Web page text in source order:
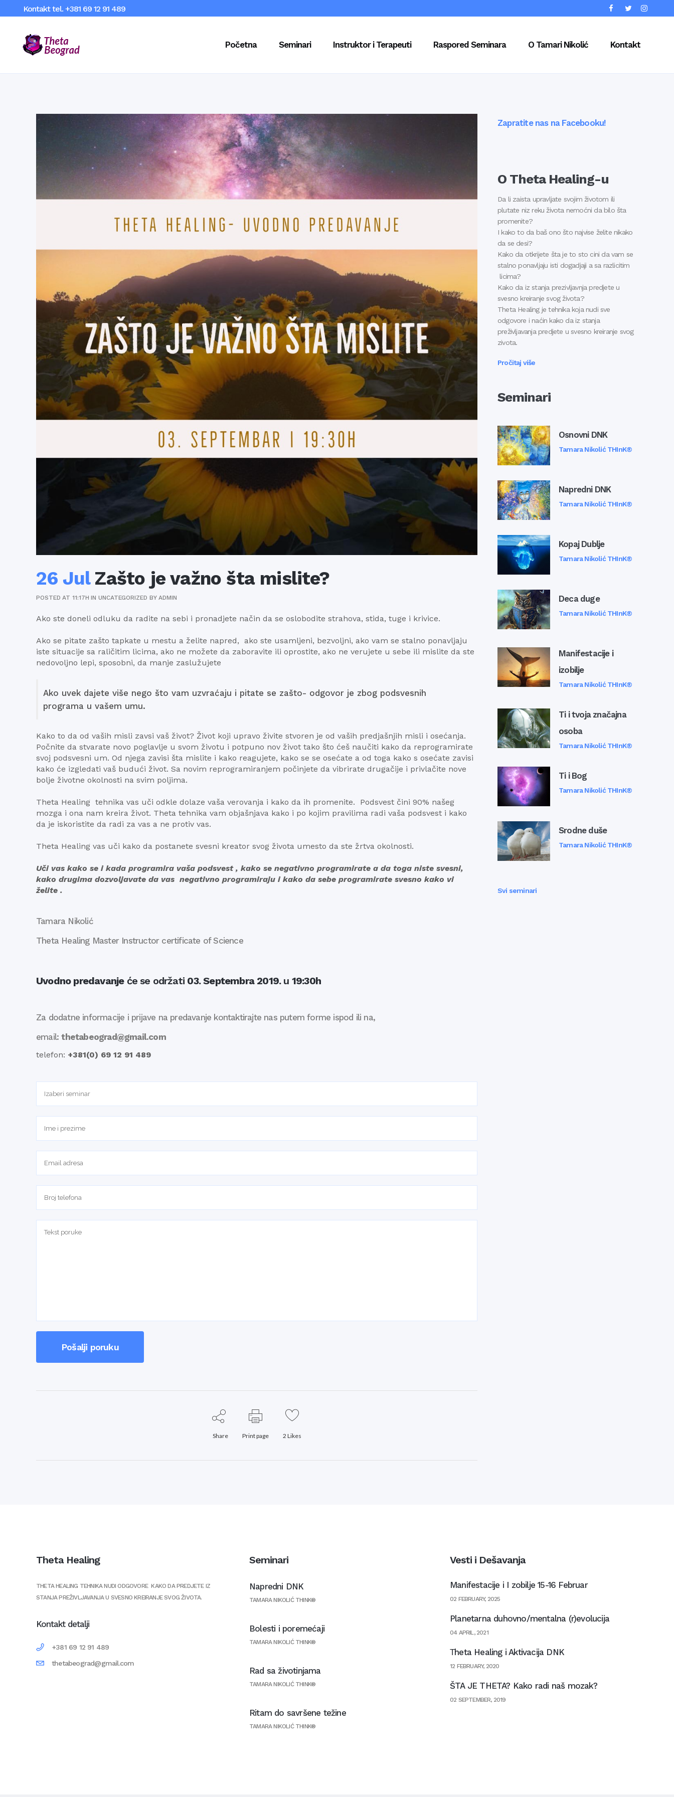
Kontakt tel. +381 69 12 91 489
Početna Seminari Instruktor i Terapeuti Raspored Seminara O Tamari Nikolić Kontakt
26 JulZašto je važno šta mislite?
POSTED AT 11:17H INUNCATEGORIZED BYADMIN
Ako ste doneli odluku da radite na sebi i pronadjete način da se oslobodite strahova, stida, tuge i krivice.
Ako se pitate zašto tapkate u mestu a želite napred, ako ste usamljeni, bezvoljni, ako vam se stalno ponavljaju
iste situacije sa raličitim licima, ako ne možete da zaboravite ili oprostite, ako ne verujete u sebe ili mislite da ste
nedovoljno lepi, sposobni, da manje zaslužujete
Ako uvek dajete više nego što vam uzvraćaju i pitate se zašto- odgovor je zbog podsvesnih
programa u vašem umu.
Kako to da od vaših misli zavsi vaš život? Život koji upravo živite stvoren je od vaših predjašnjih misli i osećanja.
Počnite da stvarate novo poglavlje u svom životu i potpuno nov život tako što ćeš naučiti kako da reprogramirate
svoj podsvesni um. Od njega zavisi šta mislite i kako reagujete, kako se se osećate a od toga kako s osećate zavisi
kako će izgledati vaš budući život. Sa novim reprogramiranjem počinjete da vibrirate drugačije i privlačite nove
bolje životne okolnosti na svim poljima.
Theta Healing tehnika vas uči odkle dolaze vaša verovanja i kako da ih promenite. Podsvest čini 90% našeg
mozga i ona nam kreira život. Theta tehnika vam objašnjava kako i po kojim pravilima radi vaša podsvest i kako
da je iskoristite da radi za vas a ne protiv vas.
Theta Healing vas uči kako da postanete svesni kreator svog života umesto da ste žrtva okolnosti.
Uči vas kako se i kada programira vaša podsvest , kako se negativno programirate a da toga niste svesni,
kako drugima dozvoljavate da vas negativno programiraju i kako da sebe programirate svesno kako vi
želite .
Tamara Nikolić
Theta Healing Master Instructor certificate of Science
Uvodno predavanjeće se održati 03. Septembra 2019.u 19:30h
Za dodatne informacije i prijave na predavanje kontaktirajte nas putem forme ispod ili na,
email:thetabeograd@gmail.com
telefon: +381(0) 69 12 91 489
Share Print page 2 Likes
Zapratite nas na Facebooku!
O Theta Healing-u
Da li zaista upravljate svojim životom ili
plutate niz reku života nemoćni da bilo šta
promenite?
I kako to da baš ono što najvise želite nikako
da se desi?
Kako da otkrijete šta je to sto cini da vam se
stalno ponavljaju isti dogadjaji a sa razlicitim
licima?
Kako da iz stanja prezivljavnja predjete u
svesno kreiranje svog života?
Theta Healing je tehnika koja nudi sve
odgovore i naćin kako da iz stanja
preživljavanja predjete u svesno kreiranje svog
zivota.
Pročitaj više
Seminari
Osnovni DNK
Tamara Nikolić THInK®
Napredni DNK
Tamara Nikolić THInK®
Kopaj Dublje
Tamara Nikolić THInK®
Deca duge
Tamara Nikolić THInK®
Manifestacije i
izobilje
Tamara Nikolić THInK®
Ti i tvoja značajna
osoba
Tamara Nikolić THInK®
Ti i Bog
Tamara Nikolić THInK®
Srodne duše
Tamara Nikolić THInK®
Svi seminari
Theta Healing
THETA HEALING TEHNIKA NUDI ODGOVORE KAKO DA PREDJETE IZ
STANJA PREŽIVLJAVANJA U SVESNO KREIRANJE SVOG ŽIVOTA.
Kontakt detalji
+381 69 12 91 489
thetabeograd@gmail.com
Seminari
Napredni DNK
TAMARA NIKOLIĆ THINK®
Bolesti i poremećaji
TAMARA NIKOLIĆ THINK®
Rad sa životinjama
TAMARA NIKOLIĆ THINK®
Ritam do savršene težine
TAMARA NIKOLIĆ THINK®
Vesti i Dešavanja
Manifestacije i I zobilje 15-16 Februar
02 FEBRUARY, 2025
Planetarna duhovno/mentalna (r)evolucija
04 APRIL, 2021
Тheta Healing i Aktivacija DNK
12 FEBRUARY, 2020
ŠTA JE THETA? Kako radi naš mozak?
02 SEPTEMBER, 2019